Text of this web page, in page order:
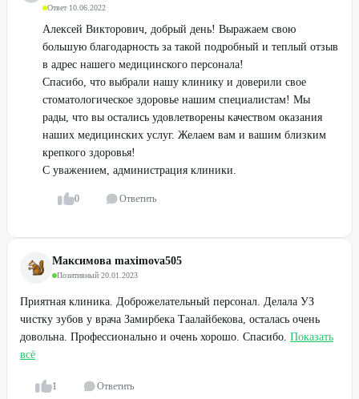
Ответ·10.06.2022
Алексей Викторович, добрый день! Выражаем свою
большую благодарность за такой подробный и теплый отзыв
в адрес нашего медицинского персонала!
Спасибо, что выбрали нашу клинику и доверили свое
стоматологическое здоровье нашим специалистам! Мы
рады, что вы остались удовлетворены качеством оказания
наших медицинских услуг. Желаем вам и вашим близким
крепкого здоровья!
С уважением, администрация клиники.
0 Ответить
Максимова maximova505
Позитивный·20.01.2023
Приятная клиника. Доброжелательный персонал. Делала УЗ
чистку зубов у врача Замирбека Таалайбекова, осталась очень
довольна. Профессионально и очень хорошо. Спасибо. Показать
всё
1 Ответить